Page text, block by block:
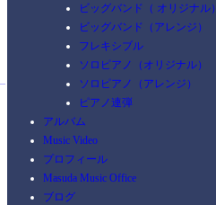
ビッグバンド（ オリジナル）
ビッグバンド（アレンジ）
フレキシブル
ソロピアノ（オリジナル）
ソロピアノ（アレンジ）
ピアノ連弾
アルバム
Music Video
プロフィール
Masuda Music Office
ブログ